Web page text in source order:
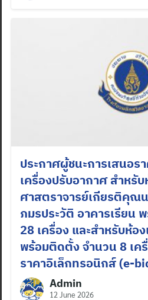
ประกาศผู้ชนะการเสนอร
เครื่องปรับอากาศ สำหรับ
ศาสตราจารย์เกียรติคุ
ภมรประวัติ อาคารเรียน
28 เครื่อง และสำหรับห้อ
พร้อมติดตั้ง จำนวน 8 เค
ราคาอิเล็กทรอนิกส์ (e-
Admin
12 June 2026